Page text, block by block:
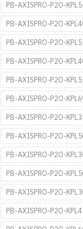
PB-AXISPRO-P2O-
PB-AXISPRO-P2O-
PB-AXISPRO-P2O-
PB-AXISPRO-P2O-
PB-AXISPRO-P2O-
PB-AXISPRO-P2O-
PB-AXISPRO-P2O-
PB-AXISPRO-P2O-
PB-AXISPRO-P2O-
PB-AXISPRO-P2O-
PB-AXISPRO-P2O-
PB-AXISPRO-P2O-